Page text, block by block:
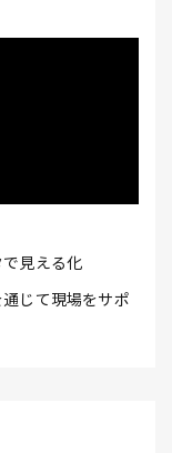
見える化
じて現場をサポ